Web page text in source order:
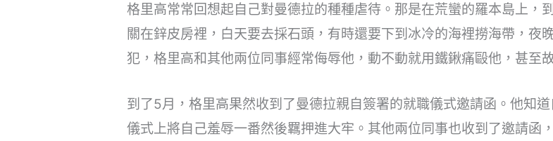
格里高常常回想起自己對曼德拉的種種虐待。那是在荒蠻的羅本島上，
關在鋅皮房裡，白天要去採石頭，有時還要下到冰冷的海裡撈海帶，夜
犯，格里高和其他兩位同事經常侮辱他，動不動就用鐵鍬痛毆他，甚至
到了5月，格里高果然收到了曼德拉親自簽署的就職儀式邀請函。他知
儀式上將自己羞辱一番然後羈押進大牢。其他兩位同事也收到了邀請函